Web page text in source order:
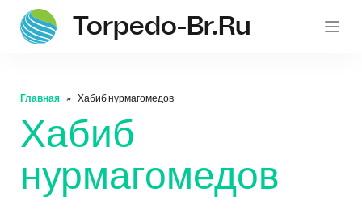
Torpedo-Br.ru
Главная Хабиб нурмагомедов
Хабиб
нурмагомедов